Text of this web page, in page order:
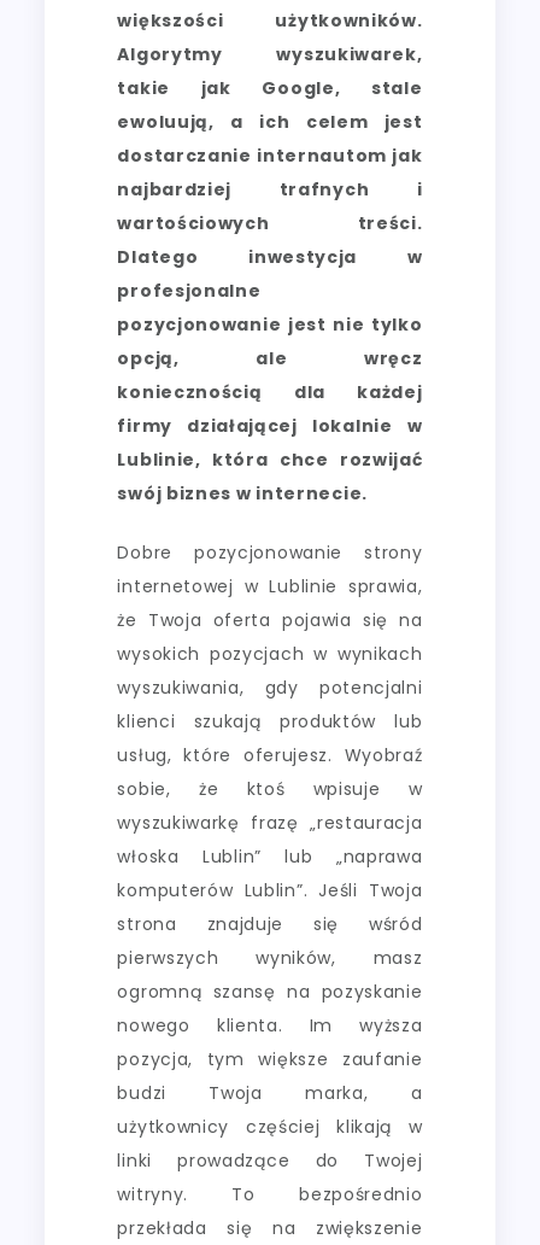
większości użytkowników.
Algorytmy wyszukiwarek,
takie jak Google, stale
ewoluują, a ich celem jest
dostarczanie internautom jak
najbardziej trafnych i
wartościowych treści.
Dlatego inwestycja w
profesjonalne
pozycjonowanie jest nie tylko
opcją, ale wręcz
koniecznością dla każdej
firmy działającej lokalnie w
Lublinie, która chce rozwijać
swój biznes w internecie.
Dobre pozycjonowanie strony
internetowej w Lublinie sprawia,
że Twoja oferta pojawia się na
wysokich pozycjach w wynikach
wyszukiwania, gdy potencjalni
klienci szukają produktów lub
usług, które oferujesz. Wyobraź
sobie, że ktoś wpisuje w
wyszukiwarkę frazę „restauracja
włoska Lublin” lub „naprawa
komputerów Lublin”. Jeśli Twoja
strona znajduje się wśród
pierwszych wyników, masz
ogromną szansę na pozyskanie
nowego klienta. Im wyższa
pozycja, tym większe zaufanie
budzi Twoja marka, a
użytkownicy częściej klikają w
linki prowadzące do Twojej
witryny. To bezpośrednio
przekłada się na zwiększenie